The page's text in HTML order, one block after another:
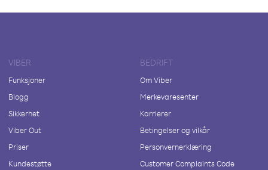
VIBER
Funksjoner
Blogg
Sikkerhet
Viber Out
Priser
Kundestøtte
BEDRIFT
Om Viber
Merkevaresenter
Karrierer
Betingelser og vilkår
Personvernerklæring
Customer Complaints Code